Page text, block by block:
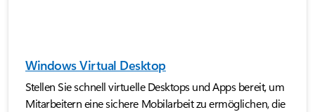
Windows Virtual Desktop
Stellen Sie schnell virtuelle Desktops und Apps bereit, um
Mitarbeitern eine sichere Mobilarbeit zu ermöglichen, die